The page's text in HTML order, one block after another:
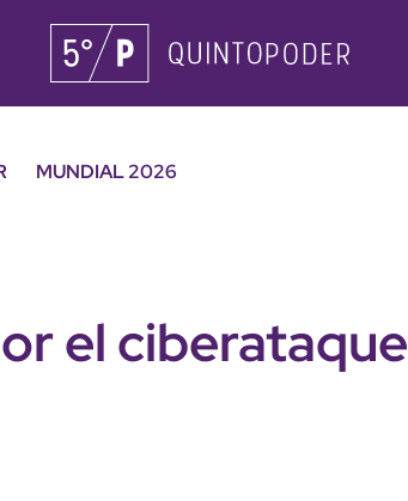
MUNDIAL 2026
el ciberataque